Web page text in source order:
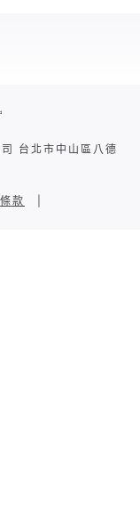
台北市中山區八德
款